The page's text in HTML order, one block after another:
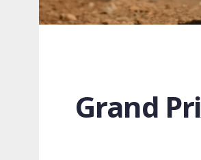
Grand